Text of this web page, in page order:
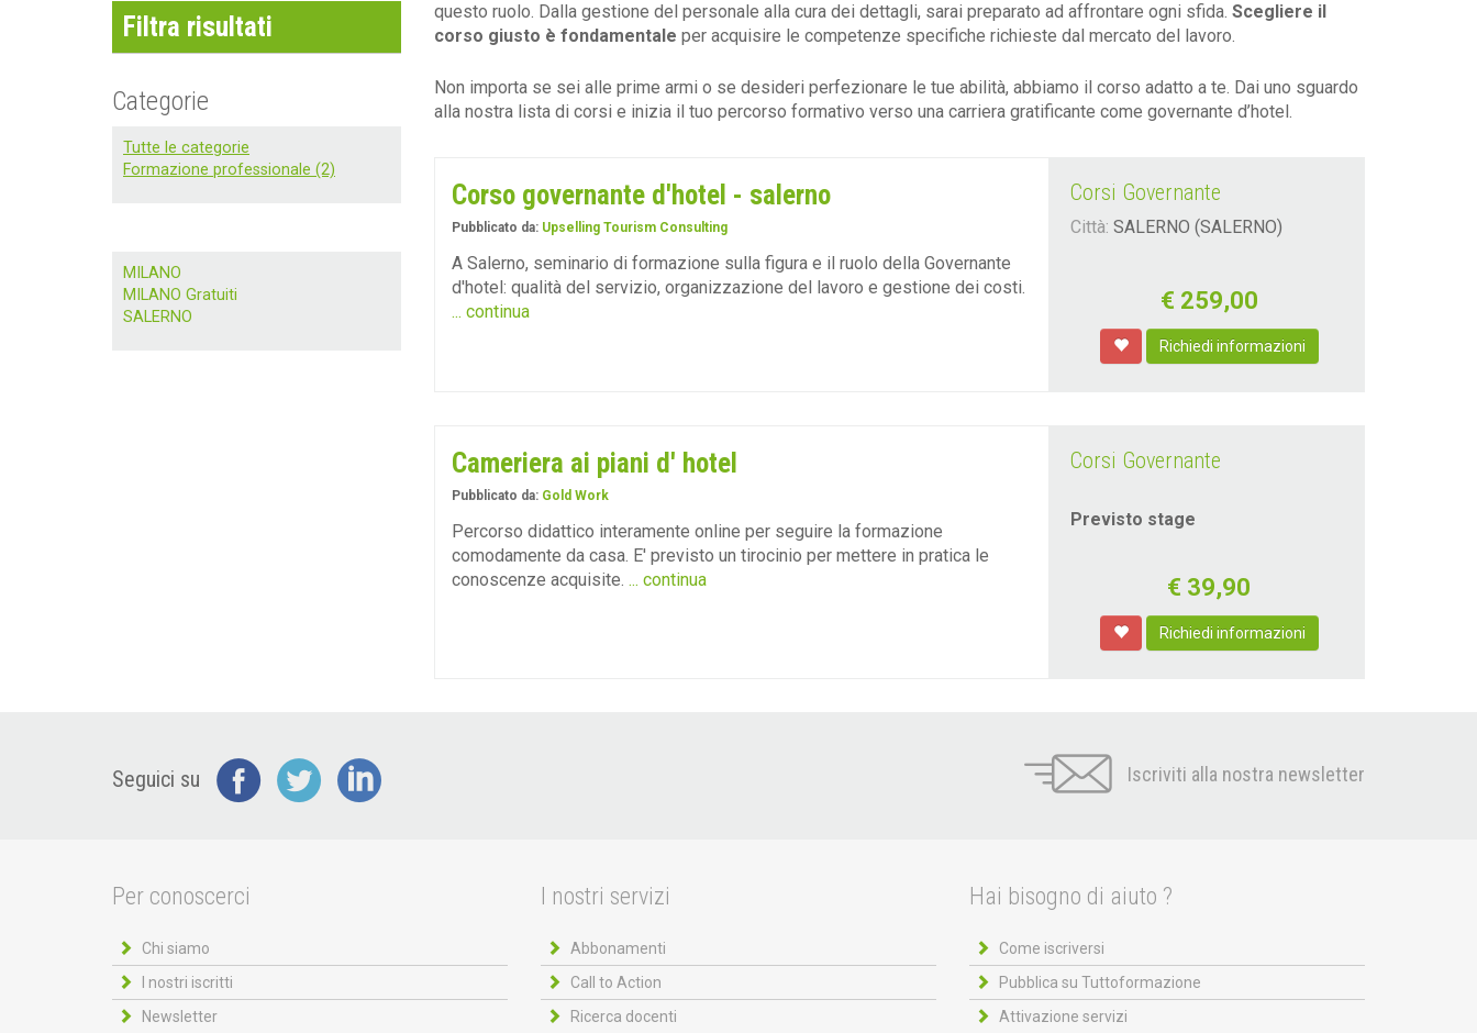
Filtra risultati
Categorie
Tutte le categorie
Formazione professionale (2)
MILANO
MILANO Gratuiti
SALERNO
questo ruolo. Dalla gestione del personale alla cura dei dettagli, sarai preparato ad affrontare ogni sfida. Scegliere il
corso giusto è fondamentale per acquisire le competenze specifiche richieste dal mercato del lavoro.
Non importa se sei alle prime armi o se desideri perfezionare le tue abilità, abbiamo il corso adatto a te. Dai uno sguardo
alla nostra lista di corsi e inizia il tuo percorso formativo verso una carriera gratificante come governante d’hotel.
Corso governante d'hotel - salerno
Pubblicato da: Upselling Tourism Consulting
A Salerno, seminario di formazione sulla figura e il ruolo della Governante
d'hotel: qualità del servizio, organizzazione del lavoro e gestione dei costi.
... continua
Corsi Governante
Città: SALERNO (SALERNO)
€ 259,00
Richiedi informazioni
Cameriera ai piani d' hotel
Pubblicato da: Gold Work
Percorso didattico interamente online per seguire la formazione
comodamente da casa. E' previsto un tirocinio per mettere in pratica le
conoscenze acquisite. ... continua
Corsi Governante
Previsto stage
€ 39,90
Richiedi informazioni
Seguici su Iscriviti alla nostra newsletter
Per conoscerci
Chi siamo
I nostri iscritti
Newsletter
I nostri servizi
Abbonamenti
Call to Action
Ricerca docenti
Hai bisogno di aiuto ?
Come iscriversi
Pubblica su Tuttoformazione
Attivazione servizi